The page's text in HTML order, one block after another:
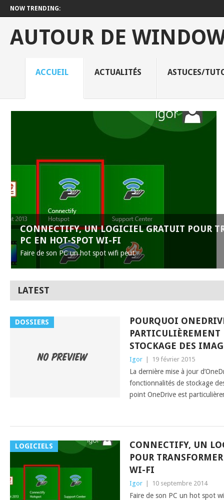
NOW TRENDING:
AUTOUR DE
ACCUEIL ACTUALITÉS ASTUCES/
CONNECTIFY, UN LOGICIEL GRATUIT POUR
PC EN HOT-SPOT WI-FI
Faire de son PC un hot spot wifi peut
LATEST
DOSSIERS
POURQUOI
STOCKAGE DES
Igor 19 février 2015
La dernière mise à jour
fonctionnalités de stockage
point OneDrive est
LOGICIELS
CONNECTIFY, UN
POUR
WI-FI
Igor 10 septembre 2014
Faire de son PC un hot spot